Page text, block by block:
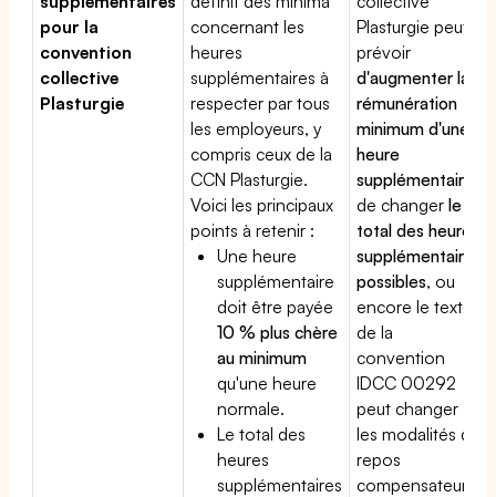
pour la
convention
collective
Plasturgie
concernant les
heures
supplémentaires à
respecter par tous
les employeurs, y
compris ceux de la
CCN Plasturgie.
Voici les principaux
points à retenir :
Une heure
supplémentaire
doit être payée
10 % plus chère
au minimum
qu'une heure
normale.
Le total des
heures
supplémentaires
Plasturgie peut
prévoir
d'augmenter la
rémunération
minimum d'une
heure
supplémentaire
de changerle
total des heures
supplémentaires
possibles, ou
encore le texte
de la
convention
IDCC 00292
peut changer
les modalités du
repos
compensateur.